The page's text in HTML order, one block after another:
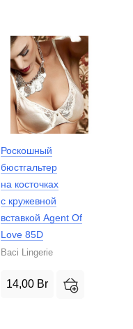
Роскошный
бюстгальтер
на косточках
с кружевной
вставкой Agent Of
Love 85D
Baci Lingerie
14,00 Br